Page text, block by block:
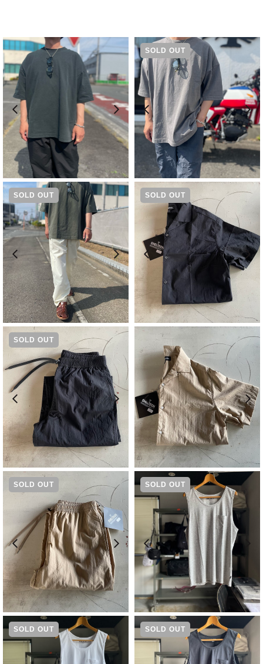
¥ 5,830
SOLD OUT
¥ 5,830
SOLD OUT
¥5,830
SOLD OUT
¥8,580
SOLD OUT
¥9,350 ¥8,580
SOLD OUT
¥9,350
SOLD OUT
¥4,730
SOLD OUT SOLD OUT